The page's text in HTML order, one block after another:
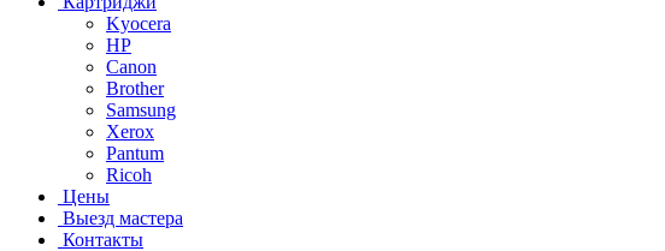
Kyocera
HP
Canon
Brother
Samsung
Xerox
Pantum
Ricoh
Цены
Выезд мастера
Контакты